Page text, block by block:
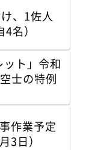
、1佐人
名）
ット」令和
士の特例
作業予定
3日）